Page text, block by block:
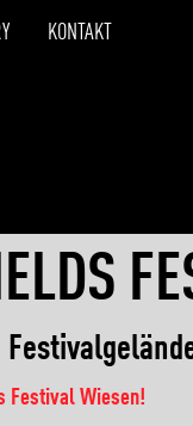
KONTAKT
Festival Wiesen!